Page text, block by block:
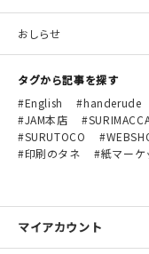
おしらせ
タグから記事を探す
English
handerude
JAM本店
SURUTOCO
印刷のタネ
紙マーケ
マイアカウント